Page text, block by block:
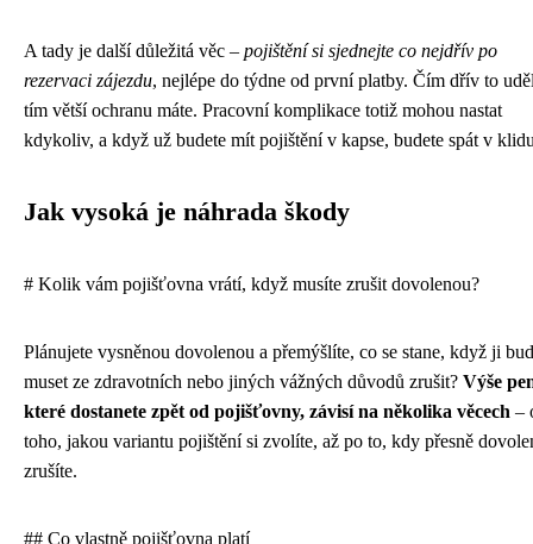
A tady je další důležitá věc – pojištění si sjednejte co nejdřív po
rezervaci zájezdu, nejlépe do týdne od první platby. Čím dřív to
tím větší ochranu máte. Pracovní komplikace totiž mohou nastat
kdykoliv, a když už budete mít pojištění v kapse, budete spát v
Jak vysoká je náhrada škody
# Kolik vám pojišťovna vrátí, když musíte zrušit dovolenou?
Plánujete vysněnou dovolenou a přemýšlíte, co se stane, když ji
muset ze zdravotních nebo jiných vážných důvodů zrušit? Výše
které dostanete zpět od pojišťovny, závisí na několika věcech –
toho, jakou variantu pojištění si zvolíte, až po to, kdy přesně
zrušíte.
## Co vlastně pojišťovna platí